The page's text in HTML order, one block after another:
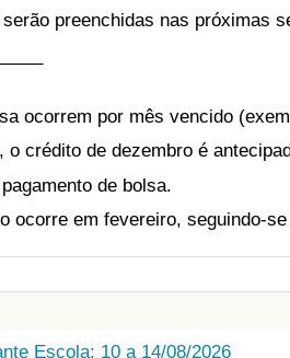
preenchidas nas próximas
ocorrem por mês vencido
o crédito de dezembro é
de bolsa.
ocorre em fevereiro, seguindo-
Escola: 10 a 14/08/2026